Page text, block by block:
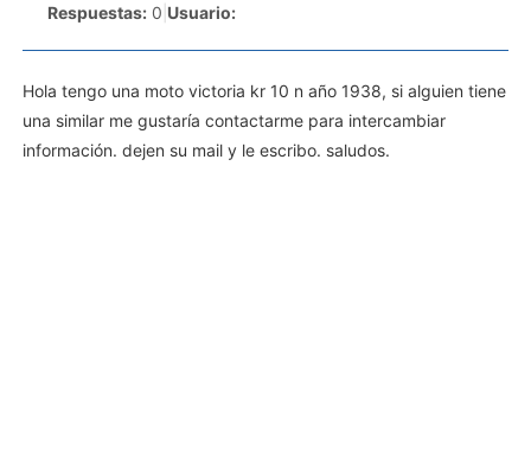
Respuestas: 0 Usuario:
Hola tengo una moto victoria kr 10 n año 1938, si alguien tiene
una similar me gustaría contactarme para intercambiar
información. dejen su mail y le escribo. saludos.